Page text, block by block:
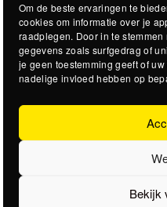
Om de beste ervaringen te
cookies om informatie over je
raadplegen. Door in te
gegevens zoals surfgedrag of
je geen toestemming geeft of
nadelige invloed hebben op
Bekijk